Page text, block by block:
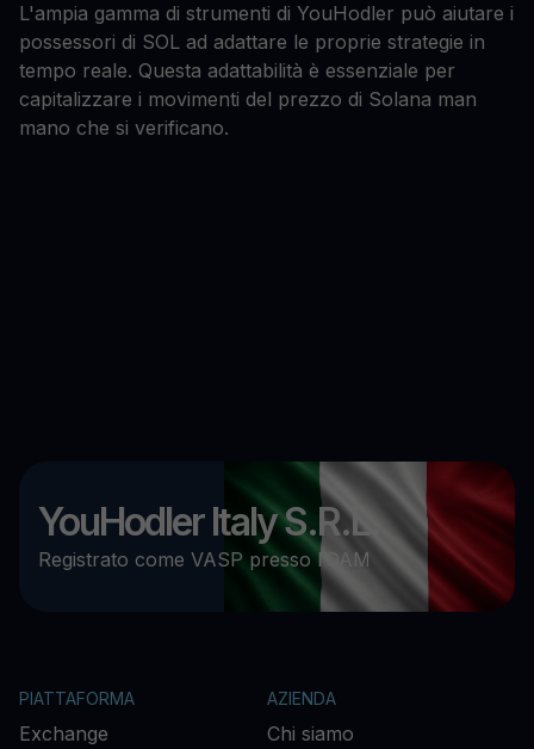
L'ampia gamma di strumenti di YouHodler può aiutare i
possessori di SOL ad adattare le proprie strategie in
tempo reale. Questa adattabilità è essenziale per
capitalizzare i movimenti del prezzo di Solana man
mano che si verificano.
YouHodler Italy S.R.L.
Registrato come VASP presso l’OAM
PIATTAFORMA
Exchange
AZIENDA
Chi siamo